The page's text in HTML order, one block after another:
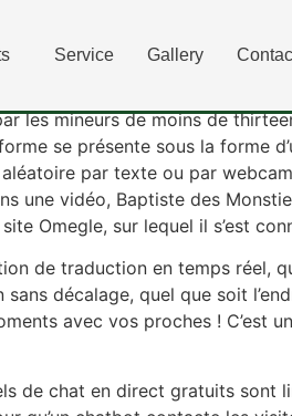
Service Gallery
Multi, Mais
les mineurs de moins de
se présente sous la forme
par texte ou par
une vidéo, Baptiste des
Omegle, sur lequel il s’est
de traduction en temps réel,
décalage, quel que soit
avec vos proches ! C’est
de chat en direct gratuits